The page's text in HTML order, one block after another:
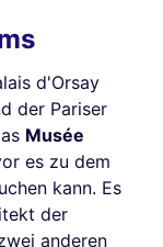
d'Orsay
der Pariser
Musée
es zu dem
kann. Es
der
anderen